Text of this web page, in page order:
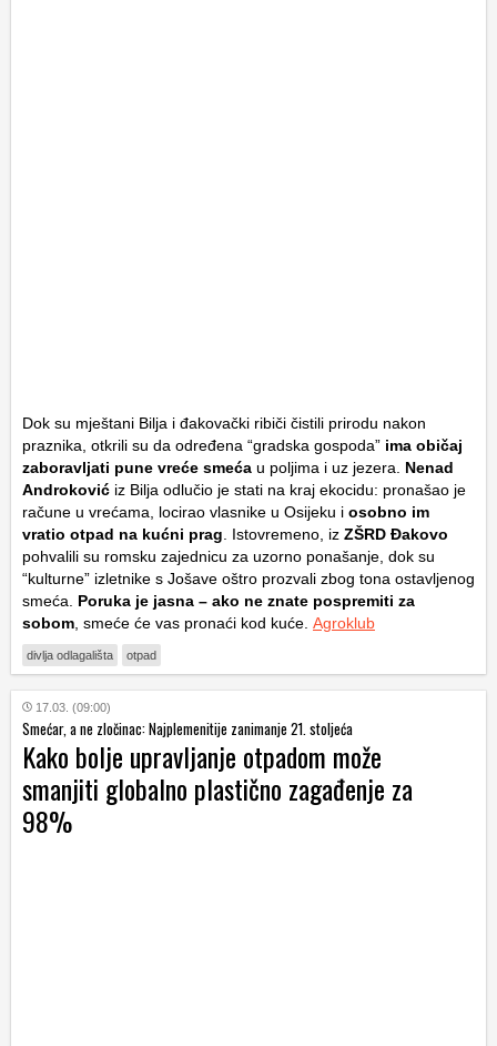
Dok su mještani Bilja i đakovački ribiči čistili prirodu nakon
praznika, otkrili su da određena “gradska gospoda” ima običaj
zaboravljati pune vreće smeća u poljima i uz jezera. Nenad
Androković iz Bilja odlučio je stati na kraj ekocidu: pronašao je
račune u vrećama, locirao vlasnike u Osijeku i osobno im
vratio otpad na kućni prag . Istovremeno, iz ZŠRD Đakovo
pohvalili su romsku zajednicu za uzorno ponašanje, dok su
“kulturne” izletnike s Jošave oštro prozvali zbog tona ostavljenog
smeća.
Poruka je jasna – ako ne znate pospremiti za
sobom , smeće će vas pronaći kod kuće. Agroklub
divlja odlagališta otpad
17.03. (09:00)
Smećar, a ne zločinac: Najplemenitije zanimanje 21. stoljeća
Kako bolje upravljanje otpadom može
smanjiti globalno plastično zagađenje za
98%